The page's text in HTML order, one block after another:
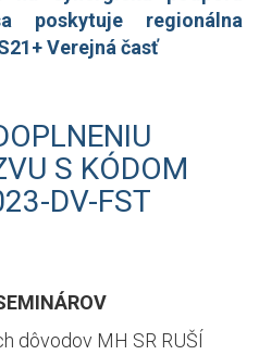
poskytuje regionálna
Verejná časť
S KÓDOM
DV-FST
dôvodov MH SR RUŠÍ